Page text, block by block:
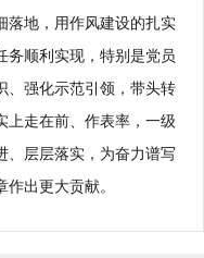
落地，用作风建设的扎实
务顺利实现，特别是党员
、强化示范引领，带头转
上走在前、作表率，一级
、层层落实，为奋力谱写
出更大贡献。